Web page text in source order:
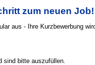
zum neuen Job!
aus - Ihre Kurzbewerbung
sind bitte auszufüllen.